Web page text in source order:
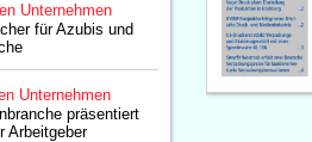
Unternehmen
für Azubis und
Unternehmen
präsentiert
Arbeitgeber